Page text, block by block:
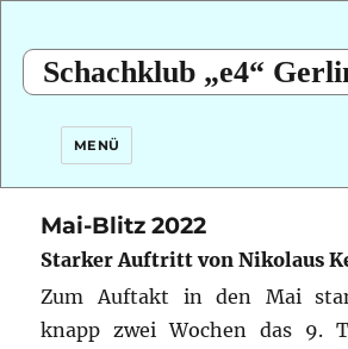
Schachklub „e4“
MENÜ
Mai-Blitz 2022
Starker Auftritt von Nikolaus
Zum Auftakt in den Mai
knapp zwei Wochen das 9.